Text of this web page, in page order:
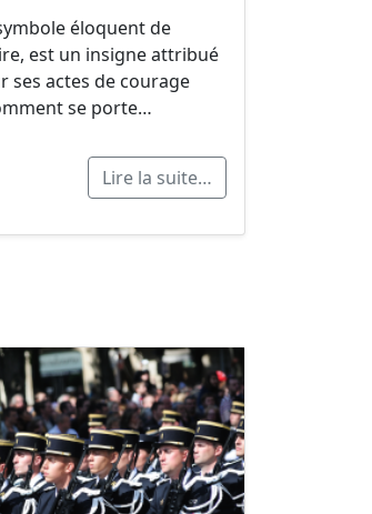
éloquent de
est un insigne attribué
ses actes de courage
se porte…
Lire la suite…